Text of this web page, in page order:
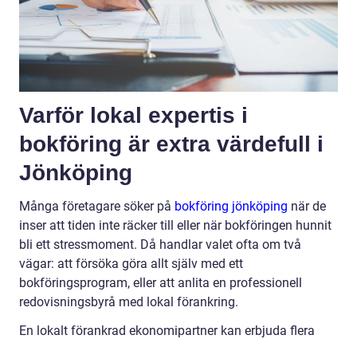
Varför lokal expertis i
bokföring är extra värdefull i
Jönköping
Många företagare söker på bokföring jönköping när de
inser att tiden inte räcker till eller när bokföringen hunnit
bli ett stressmoment. Då handlar valet ofta om två
vägar: att försöka göra allt själv med ett
bokföringsprogram, eller att anlita en professionell
redovisningsbyrå med lokal förankring.
En lokalt förankrad ekonomipartner kan erbjuda flera